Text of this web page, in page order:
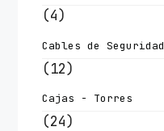
(4)
Cables de Seguridad
(12)
Cajas - Torres
(24)